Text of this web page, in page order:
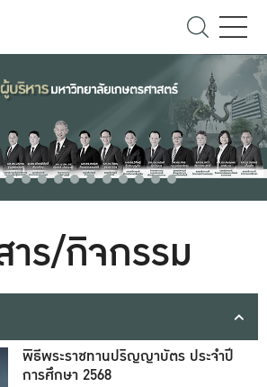
าร/กิจกรรม
พิธีพระราชทานปริญญาบัตร ประจำปี
การศึกษา 2568